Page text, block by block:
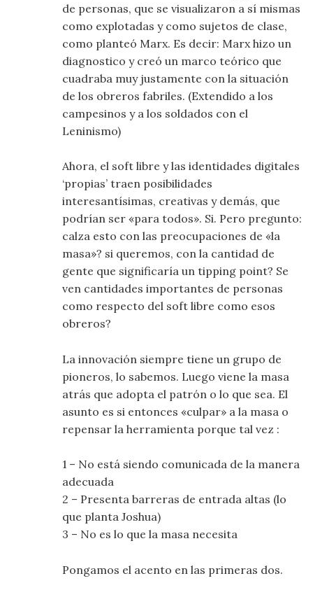
de personas, que se visualizaron a sí mismas
como explotadas y como sujetos de clase,
como planteó Marx. Es decir: Marx hizo un
diagnostico y creó un marco teórico que
cuadraba muy justamente con la situación
de los obreros fabriles. (Extendido a los
campesinos y a los soldados con el
Leninismo)
Ahora, el soft libre y las identidades digitales
‘propias’ traen posibilidades
interesantísimas, creativas y demás, que
podrían ser «para todos». Si. Pero pregunto:
calza esto con las preocupaciones de «la
masa»? si queremos, con la cantidad de
gente que significaría un tipping point? Se
ven cantidades importantes de personas
como respecto del soft libre como esos
obreros?
La innovación siempre tiene un grupo de
pioneros, lo sabemos. Luego viene la masa
atrás que adopta el patrón o lo que sea. El
asunto es si entonces «culpar» a la masa o
repensar la herramienta porque tal vez :
1 – No está siendo comunicada de la manera
adecuada
2 – Presenta barreras de entrada altas (lo
que planta Joshua)
3 – No es lo que la masa necesita
Pongamos el acento en las primeras dos.